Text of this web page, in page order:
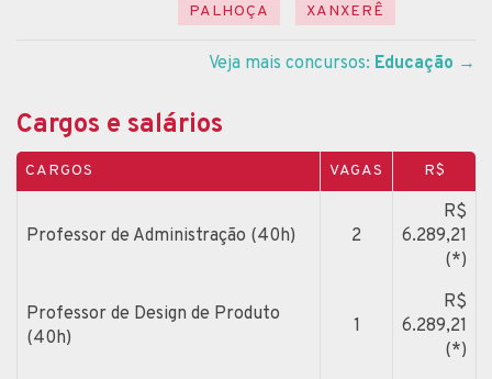
PALHOÇA
XANXERÊ
Veja mais concursos: Educação →
Cargos e salários
CARGOS VAGAS R$
Professor de Administração (40h) 2
R$
6.289,21
(*)
Professor de Design de Produto
(40h)
1
R$
6.289,21
(*)